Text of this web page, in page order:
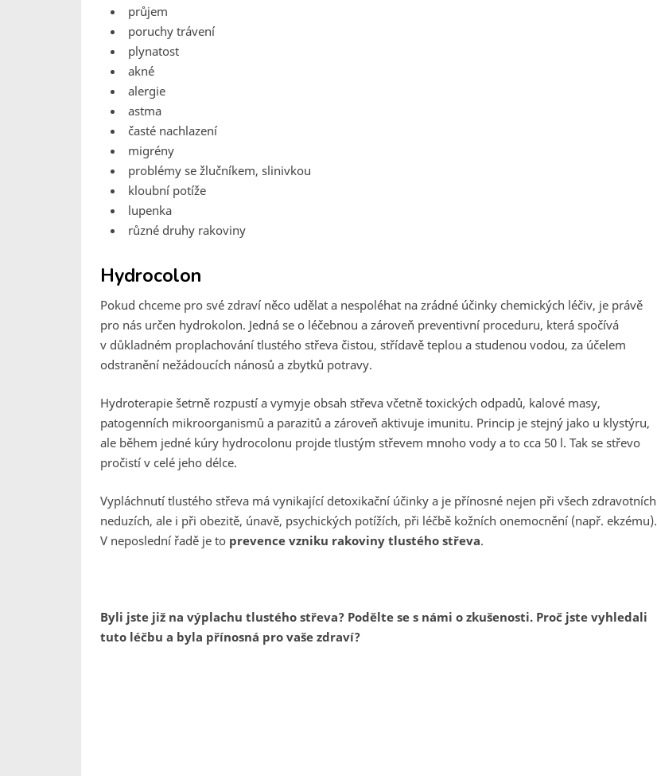
průjem
poruchy trávení
plynatost
akné
alergie
astma
časté nachlazení
migrény
problémy se žlučníkem, slinivkou
kloubní potíže
lupenka
různé druhy rakoviny
Hydrocolon
Pokud chceme pro své zdraví něco udělat a nespoléhat na zrádné účinky chemických léčiv, je právě
pro nás určen hydrokolon. Jedná se o léčebnou a zároveň preventivní proceduru, která spočívá
v důkladném proplachování tlustého střeva čistou, střídavě teplou a studenou vodou, za účelem
odstranění nežádoucích nánosů a zbytků potravy.
Hydroterapie šetrně rozpustí a vymyje obsah střeva včetně toxických odpadů, kalové masy,
patogenních mikroorganismů a parazitů a zároveň aktivuje imunitu. Princip je stejný jako u klystýru,
ale během jedné kúry hydrocolonu projde tlustým střevem mnoho vody a to cca 50 l. Tak se střevo
pročistí v celé jeho délce.
Vypláchnutí tlustého střeva má vynikající detoxikační účinky a je přínosné nejen při všech zdravotních
neduzích, ale i při obezitě, únavě, psychických potížích, při léčbě kožních onemocnění (např. ekzému).
V neposlední řadě je to prevence vzniku rakoviny tlustého střeva.
Byli jste již na výplachu tlustého střeva? Podělte se s námi o zkušenosti. Proč jste vyhledali
tuto léčbu a byla přínosná pro vaše zdraví?